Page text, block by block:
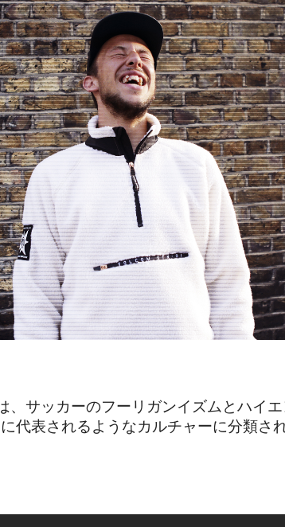
、サッカーのフーリガンイズムとハイエ
代表されるようなカルチャーに分類さ